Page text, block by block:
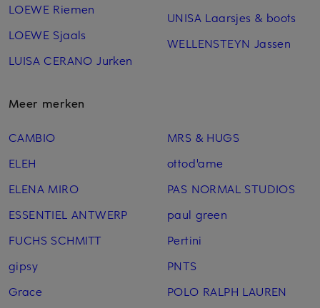
LOEWE Riemen
LOEWE Sjaals
LUISA CERANO Jurken
UNISA Laarsjes & boots
WELLENSTEYN Jassen
Meer merken
CAMBIO
ELEH
ELENA MIRO
ESSENTIEL ANTWERP
FUCHS SCHMITT
gipsy
Grace
MRS & HUGS
ottod'ame
PAS NORMAL STUDIOS
paul green
Pertini
PNTS
POLO RALPH LAUREN